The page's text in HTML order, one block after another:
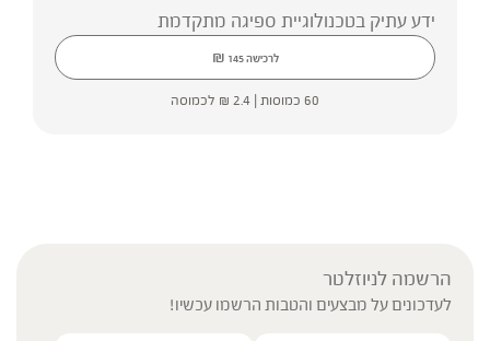
ידע עתיק בטכנולוגיית ספיגה מתקדמת
לרכישה ₪ 145
60 כמוסות | ₪ 2.4 לכמוסה
הרשמה לניוזלטר
לעדכונים על מבצעים והטבות הרשמו עכשיו!